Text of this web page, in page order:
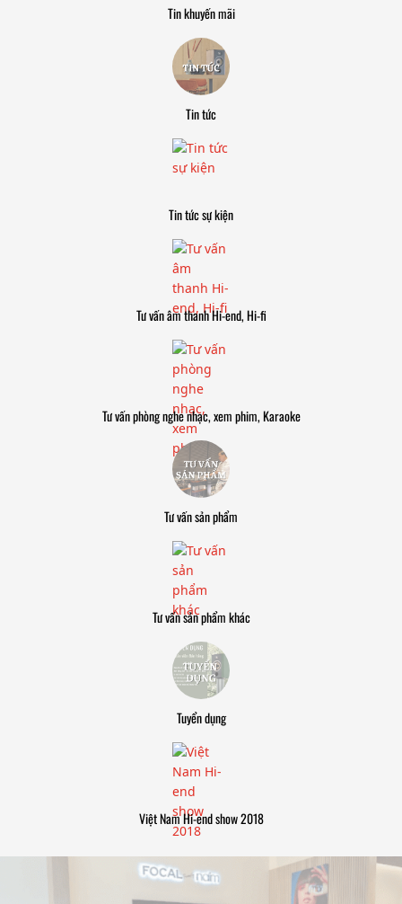
Tin khuyến mãi
Tin tức
Tin tức sự kiện
Tư vấn âm thanh Hi-end, Hi-fi
Tư vấn phòng nghe nhạc, xem phim, Karaoke
Tư vấn sản phẩm
Tư vấn sản phẩm khác
Tuyển dụng
Việt Nam Hi-end show 2018